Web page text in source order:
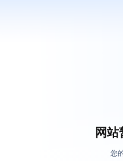
网
您